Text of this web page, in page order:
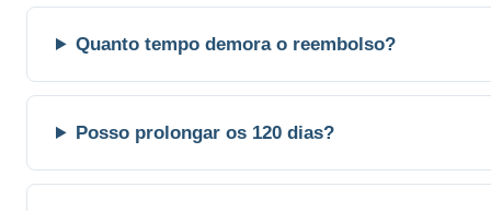
Quanto tempo demora o reembolso?
Posso prolongar os 120 dias?